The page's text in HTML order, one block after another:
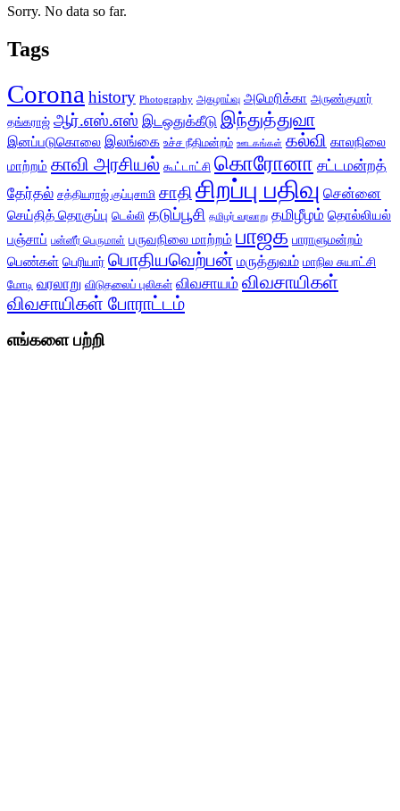
Sorry. No data so far.
Tags
Corona history Photography அகழாய்வு அமெரிக்கா அருண்குமார்
தங்கராஜ் ஆர்.எஸ்.எஸ் இடஒதுக்கீடு இந்துத்துவா
இனப்படுகொலை இலங்கை உச்ச நீதிமன்றம் ஊடகங்கள் கல்வி காலநிலை
மாற்றம் காவி அரசியல் கூட்டாட்சி கொரோனா சட்டமன்றத்
தேர்தல் சத்தியராஜ் குப்புசாமி சாதிசிறப்பு பதிவு சென்னை
செய்தித் தொகுப்பு டெல்லி தடுப்பூசி தமிழர் வரலாறு தமிழீழம் தொல்லியல்
பஞ்சாப் பன்னீர் பெருமாள் பருவநிலை மாற்றம் பாஜக பாராளுமன்றம்
பெண்கள் பெரியார் பொதியவெற்பன் மருத்துவம் மாநில சுயாட்சி
மோடி வரலாறு விடுதலைப் புலிகள் விவசாயம் விவசாயிகள்
விவசாயிகள் போராட்டம்
எங்களை பற்றி